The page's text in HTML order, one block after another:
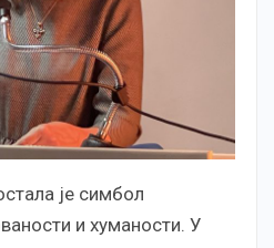
је симбол
и хуманости. У